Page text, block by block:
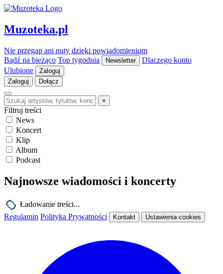
Muzoteka.pl
Nie przegap ani nuty dzięki powiadomieniom
Bądź na bieżąco Top tygodnia Newsletter
Dlaczego konto
Ulubione
Zaloguj
Zaloguj
Dołącz
×
Filtruj treści
News
Koncert
Klip
Album
Podcast
Najnowsze wiadomości i koncerty
Ładowanie treści...
Regulamin Polityka Prywatności Kontakt Ustawienia cookies